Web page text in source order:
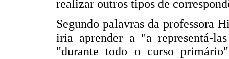
realizar outros tipos de
Segundo palavras da professora
iria aprender a "a representá-
"durante todo o curso